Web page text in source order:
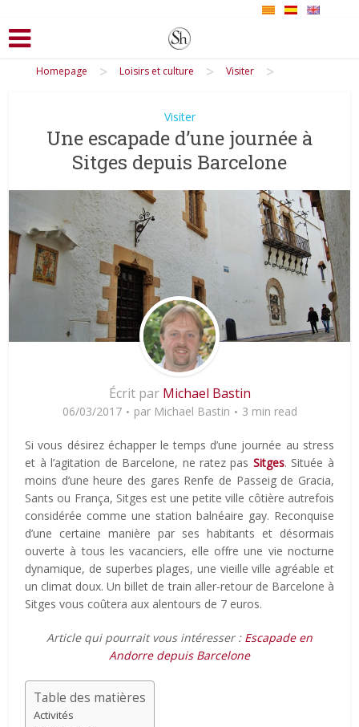
Homepage > Loisirs et culture > Visiter >
Visiter
Une escapade d’une journée à
Sitges depuis Barcelone
Écrit par Michael Bastin
06/03/2017 par Michael Bastin 3 min read
Si vous désirez échapper le temps d’une journée au stress
et à l’agitation de Barcelone, ne ratez pas Sitges. Située à
moins d’une heure des gares Renfe de Passeig de Gracia,
Sants ou França, Sitges est une petite ville côtière autrefois
considérée comme une station balnéaire gay. Reconquise
d’une certaine manière par ses habitants et désormais
ouverte à tous les vacanciers, elle offre une vie nocturne
dynamique, de superbes plages, une vieille ville agréable et
un climat doux. Un billet de train aller-retour de Barcelone à
Sitges vous coûtera aux alentours de 7 euros.
Article qui pourrait vous intéresser : Escapade en
Andorre depuis Barcelone
Table des matières
Activités